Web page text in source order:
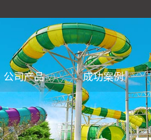
公司产品 成功案例